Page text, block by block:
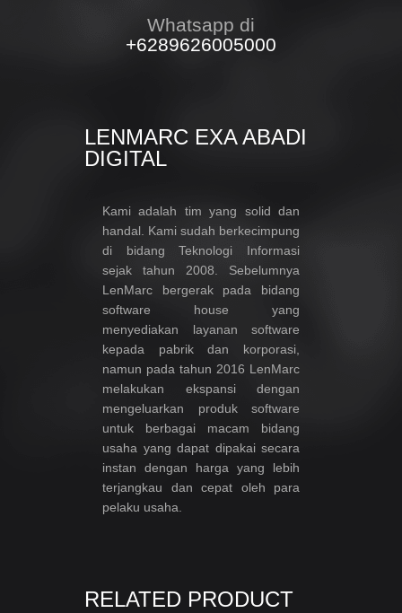
Whatsapp di
+6289626005000
LENMARC EXA ABADI
DIGITAL
Kami adalah tim yang solid dan
handal. Kami sudah berkecimpung
di bidang Teknologi Informasi
sejak tahun 2008. Sebelumnya
LenMarc bergerak pada bidang
software house yang
menyediakan layanan software
kepada pabrik dan korporasi,
namun pada tahun 2016 LenMarc
melakukan ekspansi dengan
mengeluarkan produk software
untuk berbagai macam bidang
usaha yang dapat dipakai secara
instan dengan harga yang lebih
terjangkau dan cepat oleh para
pelaku usaha.
RELATED PRODUCT